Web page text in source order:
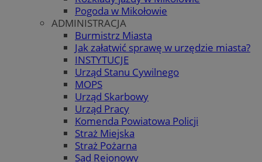
Pogoda w Mikołowie
ADMINISTRACJA
Burmistrz Miasta
Jak załatwić sprawę w urzędzie miasta?
INSTYTUCJE
Urząd Stanu Cywilnego
MOPS
Urząd Skarbowy
Urząd Pracy
Komenda Powiatowa Policji
Straż Miejska
Straż Pożarna
Sąd Rejonowy